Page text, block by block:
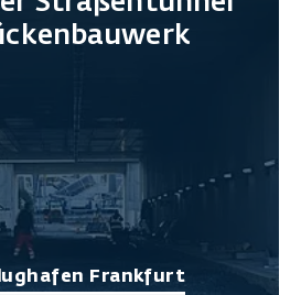
Frankfurt